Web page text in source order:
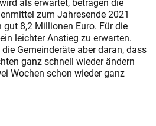
zum Jahresende 2021
8,2 Millionen Euro. Für die
leichter Anstieg zu erwarten.
Gemeinderäte aber daran, dass
ganz schnell wieder ändern
Wochen schon wieder ganz